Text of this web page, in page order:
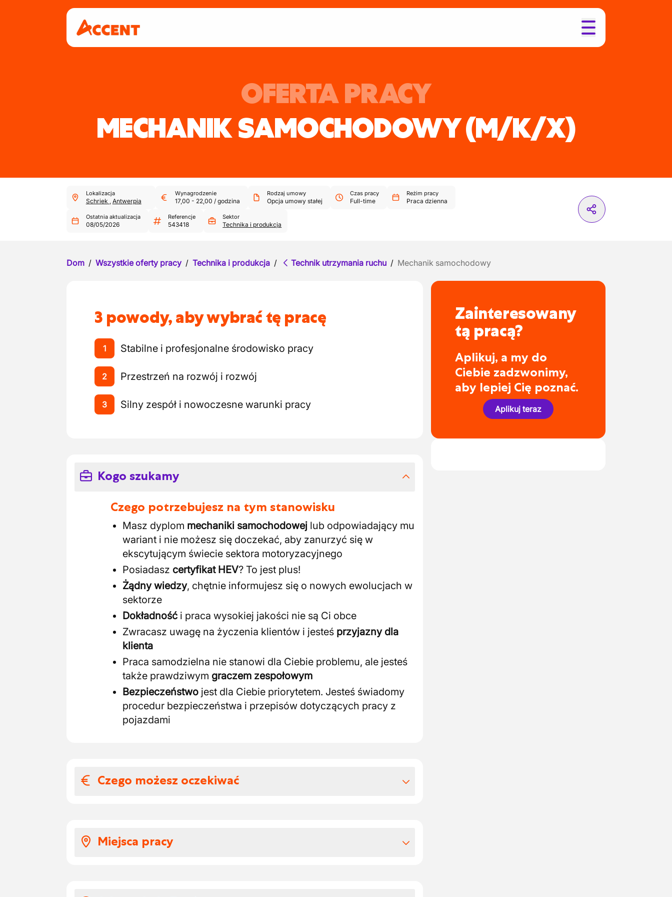
OFERTA PRACY
MECHANIK SAMOCHODOWY(M/K/X)
Lokalizacja
Schriek , Antwerpia
Wynagrodzenie
17,00 - 22,00 / godzina
Rodzaj umowy
Opcja umowy stałej
Czas pracy
Full-time
Reżim pracy
Praca dzienna
Ostatnia aktualizacja
08/05/2026
Referencje
543418
Sektor
Technika i produkcja
Dom / Wszystkie oferty pracy / Technika i produkcja / Technik utrzymania ruchu / Mechanik samochodowy
3 powody, aby wybrać tę pracę
1 Stabilne i profesjonalne środowisko pracy
2 Przestrzeń na rozwój i rozwój
3 Silny zespół i nowoczesne warunki pracy
Kogo szukamy
Czego potrzebujesz na tym stanowisku
Masz dyplom mechaniki samochodowej lub odpowiadający mu
wariant i nie możesz się doczekać, aby zanurzyć się w
ekscytującym świecie sektora motoryzacyjnego
Posiadasz certyfikat HEV? To jest plus!
Żądny wiedzy, chętnie informujesz się o nowych ewolucjach w
sektorze
Dokładność i praca wysokiej jakości nie są Ci obce
Zwracasz uwagę na życzenia klientów i jesteś przyjazny dla
klienta
Praca samodzielna nie stanowi dla Ciebie problemu, ale jesteś
także prawdziwym graczem zespołowym
Bezpieczeństwo jest dla Ciebie priorytetem. Jesteś świadomy
procedur bezpieczeństwa i przepisów dotyczących pracy z
pojazdami
Czego możesz oczekiwać
dodatkowe pozapłacowe korzyści zgodne z zasadami
Miejsca pracy
Zainteresowany
tą pracą?
Aplikuj, a my do
Ciebie zadzwonimy,
aby lepiej Cię poznać.
Aplikuj teraz